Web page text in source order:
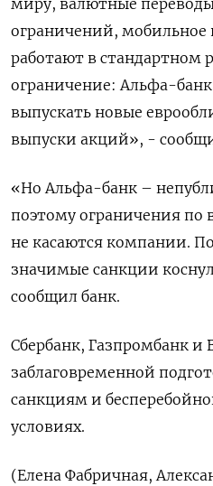
миру, валютные
ограничений,
работают в стандартном
ограничение: Альфа-
выпускать новые
выпуски акций», -
«Но Альфа-банк –
поэтому ограничения по
не касаются компании.
значимые санкции
сообщил банк.
Сбербанк, Газпромбанк и
заблаговременной
санкциям и
условиях.
(Елена Фабричная,